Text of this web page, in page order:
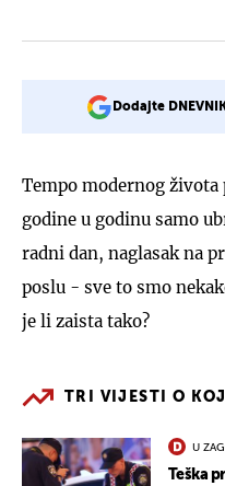
Dodajte
Tempo modernog života
godine u godinu samo
radni dan, naglasak na
poslu - sve to smo
je li zaista tako?
TRI VIJESTI O
U
Teška